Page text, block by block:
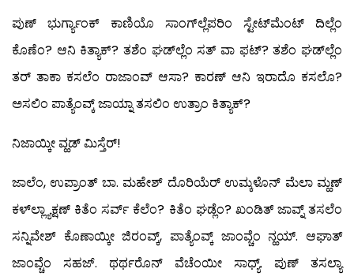
ಪುಣ್ ಭುರ್ಗ್ಯಾಂಕ್ ಕಾಣಿಯೊ ಸಾಂಗ್‍ಲ್ಲೆಪರಿಂ ಸ್ಟೇಟ್‍ಮೆಂಟ್ ದಿಲ್ಲೆಂ
ಕೊಣೆಂ? ಆನಿ ಕಿತ್ಯಾಕ್? ತಶೆಂ ಘಡ್‍ಲ್ಲೆಂ ಸತ್ ವಾ ಫಟ್? ತಶೆಂ ಘಡ್‍ಲ್ಲೆಂ
ತರ್ ತಾಕಾ ಕಸಲೆಂ ರಾಜಾಂವ್ ಆಸಾ? ಕಾರಣ್ ಆನಿ ಇರಾದೊ ಕಸಲೊ?
ಅಸಲಿಂ ಪಾತ್ಯೆಂವ್ಕ್ ಜಾಯ್ನಾ ತಸಲಿಂ ಉತ್ರಾಂ ಕಿತ್ಯಾಕ್?
ನಿಜಾಯ್ಕೀ ವ್ಹಡ್ ಮಿಸ್ತೆರ್!
ಜಾಲೆಂ, ಉಪ್ರಾಂತ್ ಬಾ. ಮಹೇಶ್ ದೊರಿಯೆರ್ ಉಮ್ಕಳೊನ್ ಮೆಲಾ ಮ್ಹಣ್
ಕಳ್‍ಲ್ಲ್ಯಾಕ್ಷಣ್ ಕಿತೆಂ ಸರ್ವ್ ಕೆಲೆಂ? ಕಿತೆಂ ಘಡ್ಲೆಂ? ಖಂಡಿತ್ ಜಾವ್ನ್ ತಸಲೆಂ
ಸನ್ನಿವೇಶ್ ಕೊಣಾಯ್ಕೀ ಜಿರಂವ್ಕ್, ಪಾತ್ಯೆಂವ್ಕ್ ಜಾಂವ್ಚೆಂ ನ್ಹಯ್. ಆಘಾತ್
ಜಾಂವ್ಚೆಂ ಸಹಜ್. ಥರ್ಥರೊನ್ ವೆಚೆಂಯೀ ಸಾಧ್ಯ್. ಪುಣ್ ತಸಲ್ಯಾ